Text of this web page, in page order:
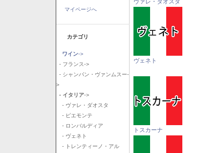
マイページへ
カテゴリ
ワイン->
- フランス->
- シャンパン・ヴァンムスー-
>
- イタリア->
- ヴァレ・ダオスタ
- ピエモンテ
- ロンバルディア
- ヴェネト
- トレンティーノ・アル
ヴェネト
トスカーナ